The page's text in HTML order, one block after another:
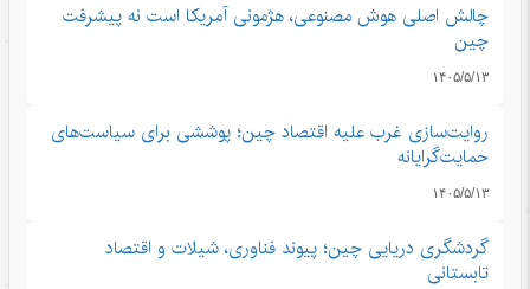
چالش اصلی هوش مصنوعی، هژمونی آمریکا است نه پیشرفت
چین
۱۴۰۵/۵/۱۳
روایت‌سازی غرب علیه اقتصاد چین؛ پوششی برای سیاست‌های
حمایت‌گرایانه
۱۴۰۵/۵/۱۳
گردشگری دریایی چین؛ پیوند فناوری، شیلات و اقتصاد
تابستانی